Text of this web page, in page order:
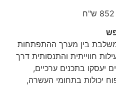
המשלבת בין מערך ההתפתחות
חווייתית והתנסותית דרך
יעסקו בתכנים ערכיים,
יכולות בתחומי העשרה,